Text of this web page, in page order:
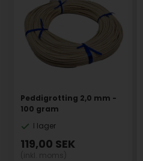
Peddigrotting 2,0 mm -
100 gram
I lager
119,00 SEK